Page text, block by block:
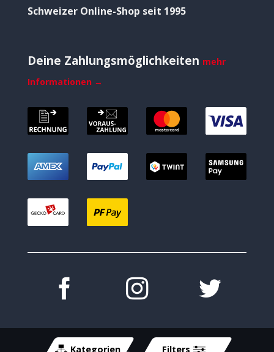
Kategorien Filters
Schweizer Online-Shop seit 1995
Deine Zahlungsmöglichkeiten mehr
Informationen →